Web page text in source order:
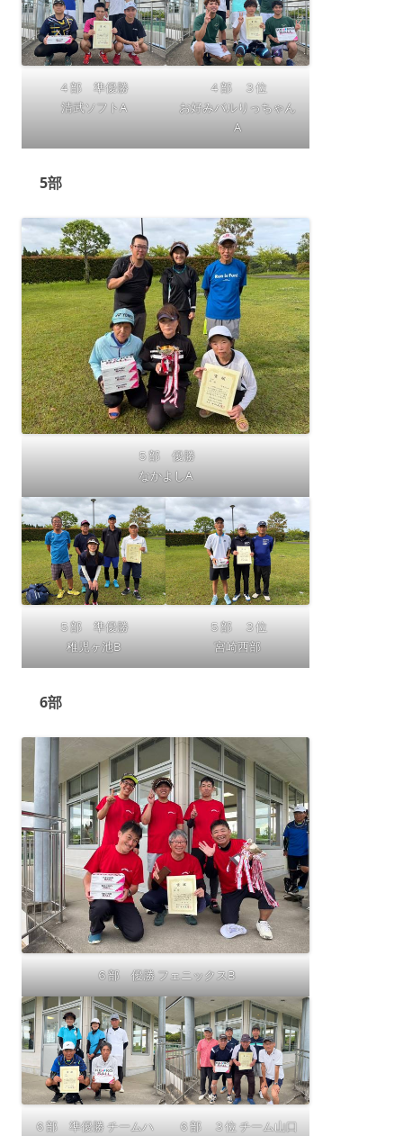
４部 準優勝
清武ソフトA
４部 ３位
お好みバルりっちゃん
A
5部
５部 優勝
なかよしA
５部 準優勝
稚児ヶ池B
５部 ３位
宮崎西部
6部
６部 優勝 フェニックスB
６部 準優勝 チームハ
６部 ３位 チーム山口